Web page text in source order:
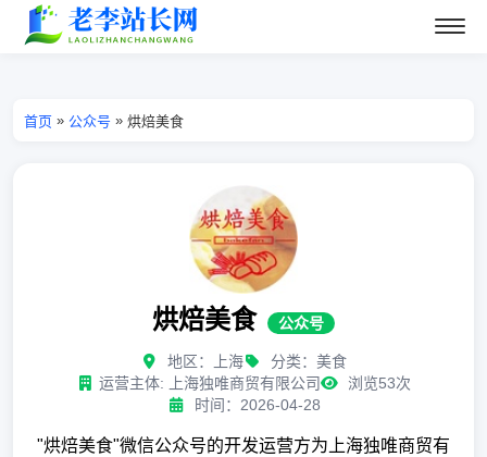
首页 » 公众号 » 烘焙美食
烘焙美食 公众号
地区：上海
分类：美食
运营主体: 上海独唯商贸有限公司
浏览53次
时间：2026-04-28
"烘焙美食"微信公众号的开发运营方为上海独唯商贸有